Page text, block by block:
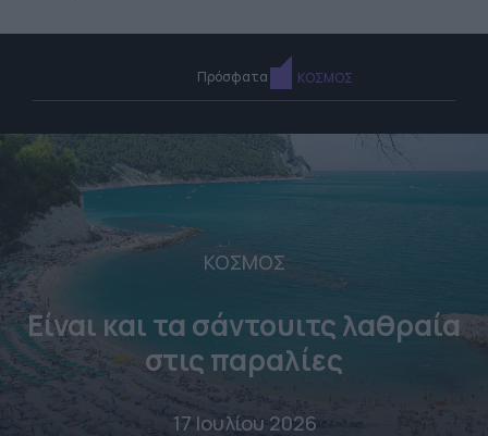
Πρόσφατα ΚΟΣΜΟΣ
ΚΟΣΜΟΣ
Είναι και τα σάντουιτς λαθραία
στις παραλίες
17 Ιουλίου 2026